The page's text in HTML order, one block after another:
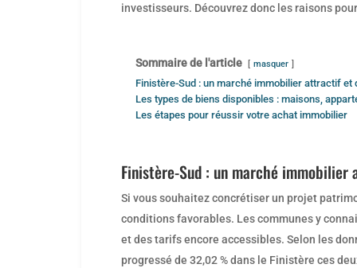
investisseurs. Découvrez donc les raisons
Sommaire de l'article masquer
Finistère-Sud : un marché immobilier attractif et
Les types de biens disponibles : maisons,
Les étapes pour réussir votre achat immobilier
Finistère-Sud : un marché
Si vous souhaitez concrétiser un projet
conditions favorables. Les communes y
et des tarifs encore accessibles. Selon les
progressé de 32,02 % dans le Finistère ces